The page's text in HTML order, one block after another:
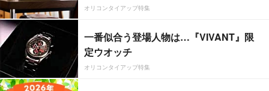
オリコンタイアップ特集
一番似合う登場人物は…『VIVANT』限
定ウオッチ
オリコンタイアップ特集